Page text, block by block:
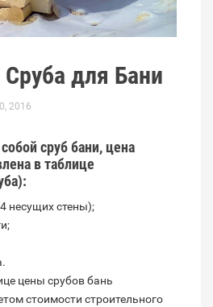
для Бани
2016
сруб бани, цена
в таблице
несущих стены);
цены срубов бань
стоимости строительного